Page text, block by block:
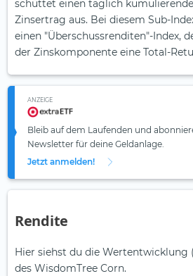
schüttet einen täglich
Zinsertrag aus. Bei diesem Sub-
einen "Überschussrenditen"-Index,
der Zinskomponente eine Total-
ANZEIGE
Bleib auf dem Laufenden und
Newsletter für deine Geldanlage.
Jetzt anmelden!
Rendite
Hier siehst du die Wertentwicklung
des WisdomTree Corn.